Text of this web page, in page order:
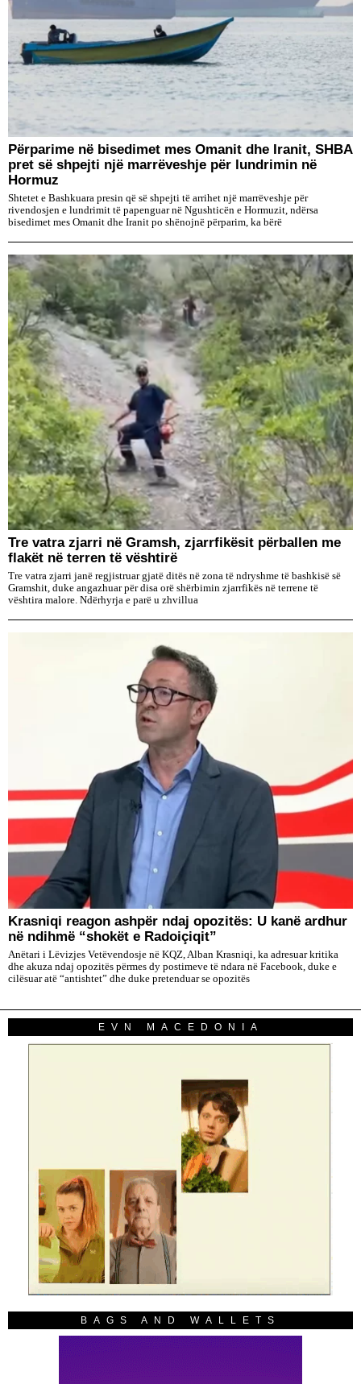
Përparime në bisedimet mes Omanit dhe Iranit, SHBA
pret së shpejti një marrëveshje për lundrimin në
Hormuz
Shtetet e Bashkuara presin që së shpejti të arrihet një marrëveshje për
rivendosjen e lundrimit të papenguar në Ngushticën e Hormuzit, ndërsa
bisedimet mes Omanit dhe Iranit po shënojnë përparim, ka bërë
Tre vatra zjarri në Gramsh, zjarrfikësit përballen me
flakët në terren të vështirë
Tre vatra zjarri janë regjistruar gjatë ditës në zona të ndryshme të bashkisë së
Gramshit, duke angazhuar për disa orë shërbimin zjarrfikës në terrene të
vështira malore. Ndërhyrja e parë u zhvillua
​Krasniqi reagon ashpër ndaj opozitës: U kanë ardhur
në ndihmë “shokët e Radoiçiqit”
Anëtari i Lëvizjes Vetëvendosje në KQZ, Alban Krasniqi, ka adresuar kritika
dhe akuza ndaj opozitës përmes dy postimeve të ndara në Facebook, duke e
cilësuar atë “antishtet” dhe duke pretenduar se opozitës
EVN MACEDONIA
BAGS AND WALLETS